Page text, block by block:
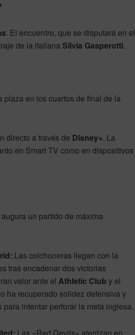
. El encuentro, que se disputará en el
de la italiana Silvia Gasperotti.
en los cuartos de final de la
directo a través de Disney+. La
en Smart TV como en dispositivos
un partido de máxima
Las colchoneras llegan con la
tras encadenar dos victorias
valor ante el Athletic Club y el
ha recuperado solidez defensiva y
para intentar perforar la meta inglesa.